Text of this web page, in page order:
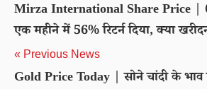
Mirza International Share Price |
एक महीने में 56% रिटर्न दिया, क्या
« Previous News
Gold Price Today | सोने चांदी के भाव